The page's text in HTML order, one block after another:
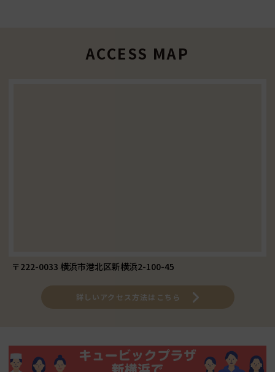
ACCESS MAP
〒222-0033 横浜市港北区新横浜2-100-45
詳しいアクセス方法はこちら